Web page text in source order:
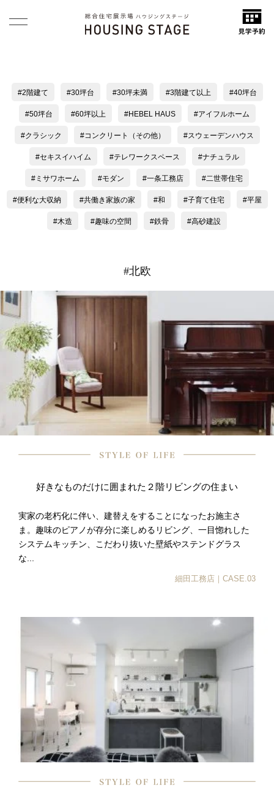
2階建て 30坪台 30坪未満 3階建て以上 40坪台
50坪台 60坪以上 HEBEL HAUS アイフルホーム
クラシック コンクリート（その他） スウェーデンハウス
セキスイハイム テレワークスペース ナチュラル
ミサワホーム モダン 一条工務店 二世帯住宅
便利な大収納 共働き家族の家 和 子育て住宅 平屋
木造 趣味の空間 鉄骨 高砂建設
#北欧
好きなものだけに囲まれた２階リビングの住まい
実家の老朽化に伴い、建替えをすることになったお施主さ
ま。趣味のピアノが存分に楽しめるリビング、一目惚れした
システムキッチン、こだわり抜いた壁紙やステンドグラス
な...
細田工務店｜CASE.03